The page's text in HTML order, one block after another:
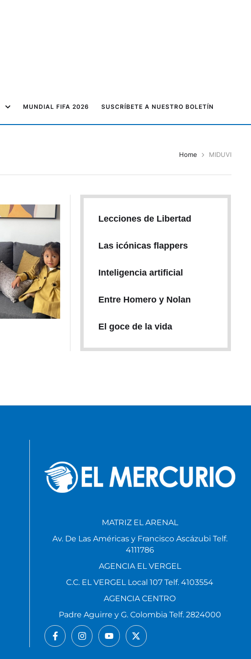
MUNDIAL FIFA 2026 SUSCRÍBETE A NUESTRO BOLETÍN
Home MIDUVI
Lecciones de Libertad
Las icónicas flappers
Inteligencia artificial
Entre Homero y Nolan
El goce de la vida
MATRIZ EL ARENAL
Av. De Las Américas y Francisco Ascázubi Telf.
4111786
AGENCIA EL VERGEL
C.C. EL VERGEL Local 107 Telf. 4103554
AGENCIA CENTRO
Padre Aguirre y G. Colombia Telf. 2824000